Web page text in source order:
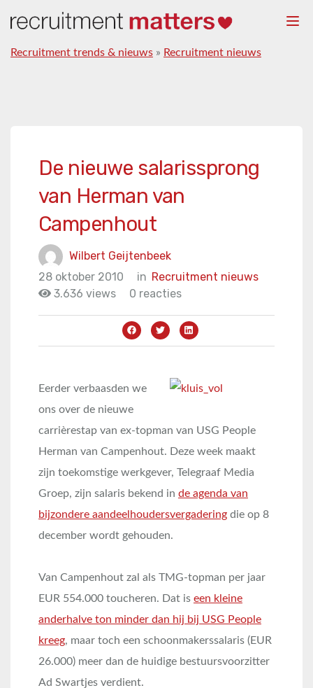
Recruitment trends & nieuws » Recruitment nieuws
De nieuwe salarissprong
van Herman van
Campenhout
Wilbert Geijtenbeek
28 oktober 2010
in Recruitment nieuws
3.636 views
0 reacties
Eerder verbaasden we
ons over de nieuwe
carrièrestap van ex-topman van USG People
Herman van Campenhout. Deze week maakt
zijn toekomstige werkgever, Telegraaf Media
Groep, zijn salaris bekend in de agenda van
bijzondere aandeelhoudersvergadering die op 8
december wordt gehouden.
Van Campenhout zal als TMG-topman per jaar
EUR 554.000 toucheren. Dat is een kleine
anderhalve ton minder dan hij bij USG People
kreeg, maar toch een schoonmakerssalaris (EUR
26.000) meer dan de huidige bestuursvoorzitter
Ad Swartjes verdient.